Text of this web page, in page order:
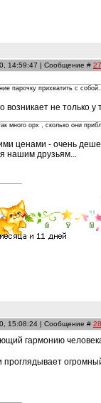
14:59:47 | Сообщение # 27
парочку прихватить с
возникает не только у
много орх , сколько они
ценами - очень
нашим друзьям...
15:08:24 | Сообщение # 28
гармонию